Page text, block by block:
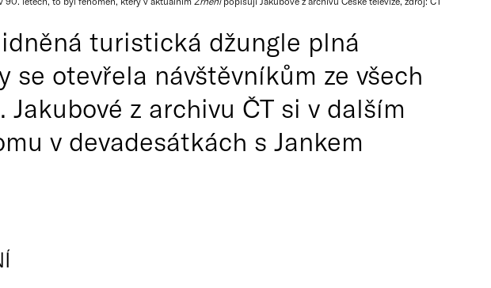
turistická džungle plná
otevřela návštěvníkům ze všech
z archivu ČT si v dalším
v devadesátkách s Jankem